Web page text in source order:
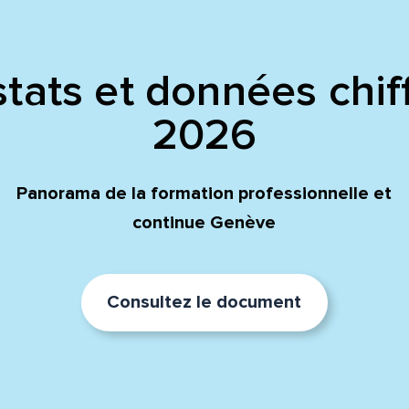
et données
2026
Panorama de la formation professionnelle et
continue Genève
Consultez le document